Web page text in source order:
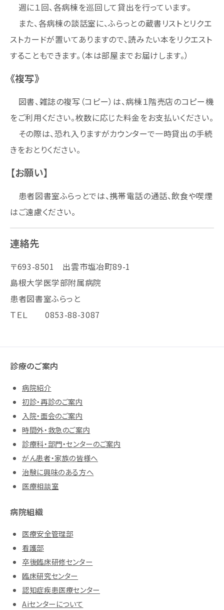
週に１回、各病棟を巡回して貸出を行っています。
また、各病棟の談話室に、ふらっとの蔵書リストとリクエ
ストカードが置いてありますので、読みたい本をリクエスト
することもできます。（本は部屋までお届けします。）
《複写》
図書、雑誌の複写（コピー）は、病棟１階売店のコピー機
をご利用ください。枚数に応じた料金をお支払いください。
その際は、恐れ入りますがカウンターで一時貸出の手続
きをおとりください。
【お願い】
患者図書室ふらっとでは、携帯電話の通話、飲食や喫煙
はご遠慮ください。
連絡先
〒693-8501 出雲市塩冶町89-1
島根大学医学部附属病院
患者図書室ふらっと
ＴＥＬ 0853-88-3087
診療のご案内
病院紹介
初診・再診のご案内
入院・面会のご案内
時間外・救急のご案内
診療科・部門・センターのご案内
がん患者・家族の皆様へ
治験に興味のある方へ
医療相談室
病院組織
医療安全管理部
看護部
卒後臨床研修センター
臨床研究センター
認知症疾患医療センター
Aiセンターについて